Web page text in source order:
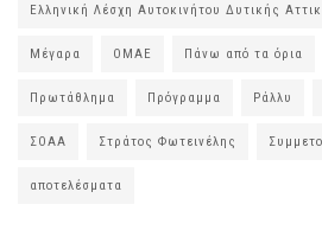
Ελληνική Λέσχη Αυτοκινήτου Δυτικής
Μέγαρα ΟΜΑΕ Πάνω από τα όρια
Πρωτάθλημα Πρόγραμμα Ράλλυ
ΣΟΑΑ Στράτος Φωτεινέλης
αποτελέσματα